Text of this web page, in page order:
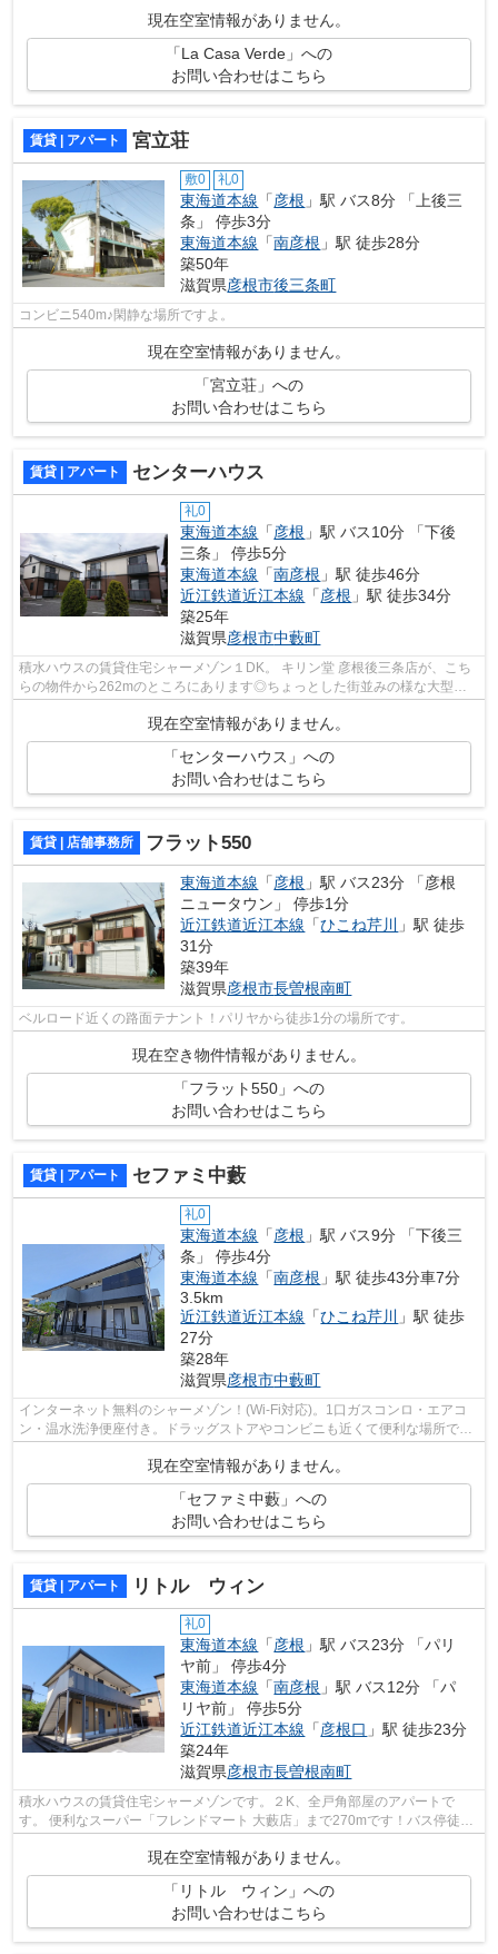
現在空室情報がありません。
「La Casa Verde」への
お問い合わせはこちら
賃貸 | アパート 宮立荘
敷0 礼0
東海道本線 「彦根 」駅 バス8分 「上後三
条」 停歩3分
東海道本線 「南彦根 」駅 徒歩28分
築50年
滋賀県彦根市後三条町
コンビニ540m♪閑静な場所ですよ。
現在空室情報がありません。
「宮立荘」への
お問い合わせはこちら
賃貸 | アパート センターハウス
礼0
東海道本線 「彦根 」駅 バス10分 「下後
三条」 停歩5分
東海道本線 「南彦根 」駅 徒歩46分
近江鉄道近江本線 「彦根 」駅 徒歩34分
築25年
滋賀県彦根市中藪町
積水ハウスの賃貸住宅シャーメゾン１DK。 キリン堂 彦根後三条店が、こち
らの物件から262mのところにあります◎ちょっとした街並みの様な大型タ
ウン内の物件になります◎落ち着いた街並...
現在空室情報がありません。
「センターハウス」への
お問い合わせはこちら
賃貸 | 店舗事務所 フラット550
東海道本線 「彦根 」駅 バス23分 「彦根
ニュータウン」 停歩1分
近江鉄道近江本線 「ひこね芹川
」駅 徒歩
31分
築39年
滋賀県彦根市長曽根南町
ベルロード近くの路面テナント！パリヤから徒歩1分の場所です。
現在空き物件情報がありません。
「フラット550」への
お問い合わせはこちら
賃貸 | アパート セファミ中藪
礼0
東海道本線 「彦根 」駅 バス9分 「下後三
条」 停歩4分
東海道本線 「南彦根 」駅 徒歩43分車7分
3.5km
近江鉄道近江本線 「ひこね芹川
」駅 徒歩
27分
築28年
滋賀県彦根市中藪町
インターネット無料のシャーメゾン！(Wi-Fi対応)。1口ガスコンロ・エアコ
ン・温水洗浄便座付き。ドラッグストアやコンビニも近くて便利な場所で
す。
現在空室情報がありません。
「セファミ中藪」への
お問い合わせはこちら
賃貸 | アパート リトル ウィン
礼0
東海道本線 「彦根 」駅 バス23分 「パリ
ヤ前」 停歩4分
東海道本線 「南彦根 」駅 バス12分 「パ
リヤ前」 停歩5分
近江鉄道近江本線 「彦根口 」駅 徒歩23分
築24年
滋賀県彦根市長曽根南町
積水ハウスの賃貸住宅シャーメゾンです。２K、全戸角部屋のアパートで
す。 便利なスーパー「フレンドマート 大藪店」まで270mです！バス停徒歩
現在空室情報がありません。
「リトル ウィン」への
お問い合わせはこちら